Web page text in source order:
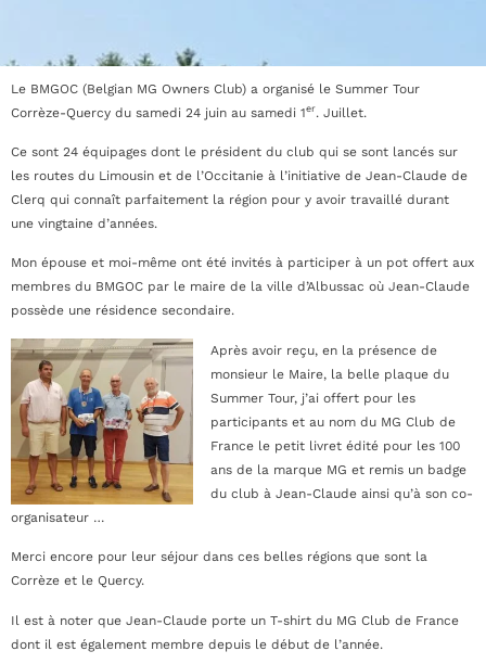
Le BMGOC (Belgian MG Owners Club) a organisé le Summer Tour
Corrèze-Quercy du samedi 24 juin au samedi 1er. Juillet.
Ce sont 24 équipages dont le président du club qui se sont lancés sur
les routes du Limousin et de l’Occitanie à l’initiative de Jean-Claude de
Clerq qui connaît parfaitement la région pour y avoir travaillé durant
une vingtaine d’années.
Mon épouse et moi-même ont été invités à participer à un pot offert aux
membres du BMGOC par le maire de la ville d’Albussac où Jean-Claude
possède une résidence secondaire.
Après avoir reçu, en la présence de
monsieur le Maire, la belle plaque du
Summer Tour, j’ai offert pour les
participants et au nom du MG Club de
France le petit livret édité pour les 100
ans de la marque MG et remis un badge
du club à Jean-Claude ainsi qu’à son co-
organisateur …
Merci encore pour leur séjour dans ces belles régions que sont la
Corrèze et le Quercy.
Il est à noter que Jean-Claude porte un T-shirt du MG Club de France
dont il est également membre depuis le début de l’année.